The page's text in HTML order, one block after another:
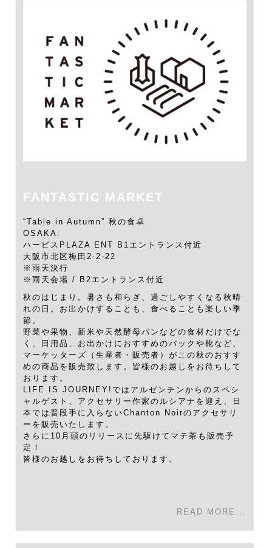
FANTASTIC MARKET
“Table in Autumn” 秋の食卓
OSAKA:
ハービスPLAZA ENT B1エントランス付近
大阪市北区梅田2-2-22
※雨天決行
※雨天会場 / B2エントランス付近
秋のはじまり。暑さも和らぎ、過ごしやすくなる秋晴
れの日。お出かけすることも、食べることも楽しい季
節。
野菜や果物、新米や天然酵母パンなどの食材だけでな
く、日用品、お出かけにおすすめのバックや靴など、
マーケッターズ（生産者・販売者）がこの秋のおすす
めの商品を販売致します。皆様のお越しをお待ちして
おります。
LIFE IS JOURNEY!ではアルゼンチンからのスペシ
ャルゲスト、アクセサリー作家のルシアナを迎え、日
本では普段手に入らないChanton Noirのアクセサリ
ーを販売いたします。
さらに10月頭のリリースに先駆けてマテ茶も販売予
定！
皆様のお越しをお待ちしております。
READ MORE...